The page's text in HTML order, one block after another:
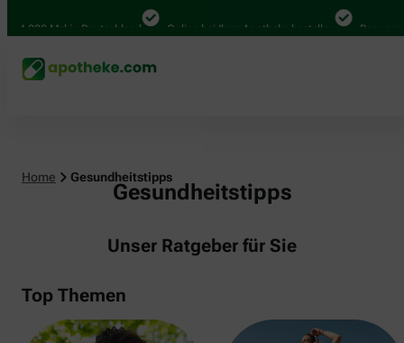
Mal in Deutschland Online bei Ihrer Apotheke bestellen Bequem
Home Gesundheitstipps
Gesundheitstipps
Unser Ratgeber für Sie
Top Themen